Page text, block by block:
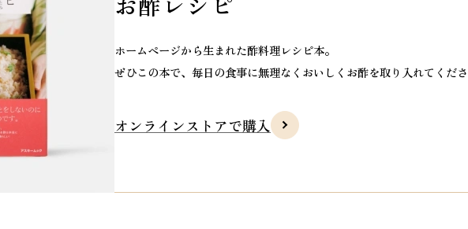
ホームページから生まれた酢料理レシピ本。
ぜひこの本で、毎日の食事に無理なくおいしくお酢を取り入れてくだ
オンラインストアで購入